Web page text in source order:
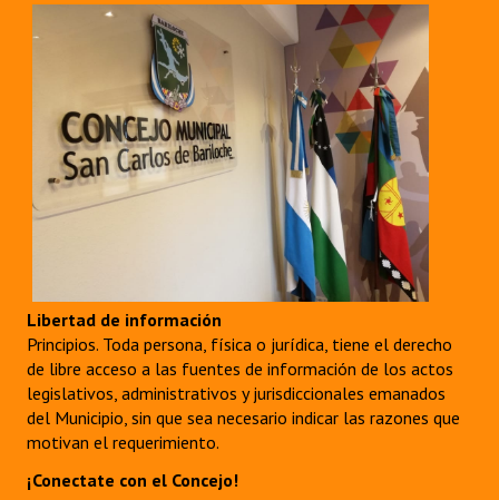
Libertad de información
Principios. Toda persona, física o jurídica, tiene el derecho
de libre acceso a las fuentes de información de los actos
legislativos, administrativos y jurisdiccionales emanados
del Municipio, sin que sea necesario indicar las razones que
motivan el requerimiento.
¡Conectate con el Concejo!